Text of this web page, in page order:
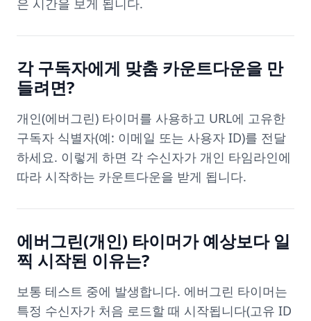
은 시간을 보게 됩니다.
각 구독자에게 맞춤 카운트다운을 만
들려면?
개인(에버그린) 타이머를 사용하고 URL에 고유한
구독자 식별자(예: 이메일 또는 사용자 ID)를 전달
하세요. 이렇게 하면 각 수신자가 개인 타임라인에
따라 시작하는 카운트다운을 받게 됩니다.
에버그린(개인) 타이머가 예상보다 일
찍 시작된 이유는?
보통 테스트 중에 발생합니다. 에버그린 타이머는
특정 수신자가 처음 로드할 때 시작됩니다(고유 ID